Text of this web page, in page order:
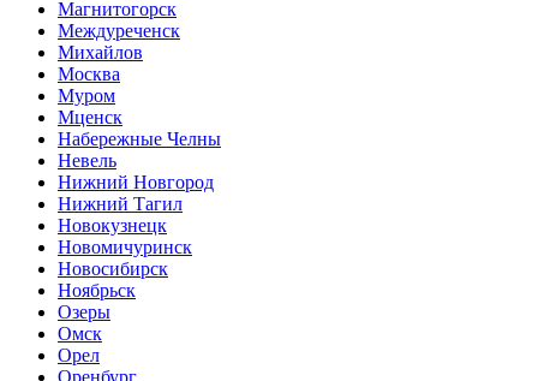
Магнитогорск
Междуреченск
Михайлов
Москва
Муром
Мценск
Набережные Челны
Невель
Нижний Новгород
Нижний Тагил
Новокузнецк
Новомичуринск
Новосибирск
Ноябрьск
Озеры
Омск
Орел
Оренбург